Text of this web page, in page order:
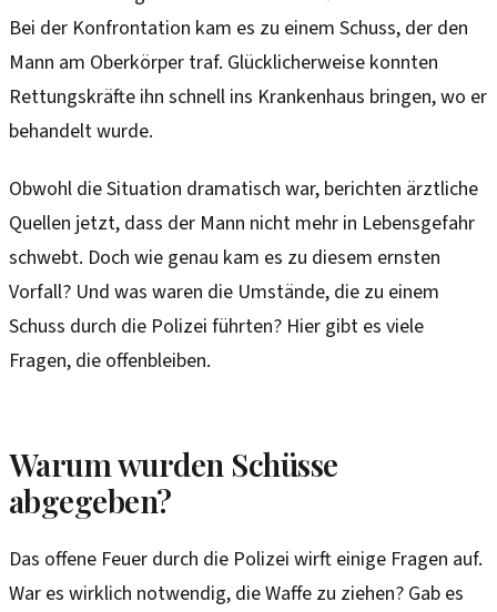
Bei der Konfrontation kam es zu einem Schuss, der den
Mann am Oberkörper traf. Glücklicherweise konnten
Rettungskräfte ihn schnell ins Krankenhaus bringen, wo er
behandelt wurde.
Obwohl die Situation dramatisch war, berichten ärztliche
Quellen jetzt, dass der Mann nicht mehr in Lebensgefahr
schwebt. Doch wie genau kam es zu diesem ernsten
Vorfall? Und was waren die Umstände, die zu einem
Schuss durch die Polizei führten? Hier gibt es viele
Fragen, die offenbleiben.
Warum wurden Schüsse
abgegeben?
Das offene Feuer durch die Polizei wirft einige Fragen auf.
War es wirklich notwendig, die Waffe zu ziehen? Gab es